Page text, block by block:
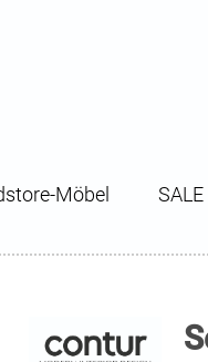
Möbel SALE